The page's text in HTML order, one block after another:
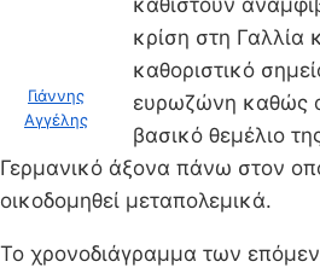
Γιάννης
Αγγέλης
καθιστούν
κρίση στη Γαλλία
καθοριστικό
ευρωζώνη καθώς
βασικό θεμέλιο
Γερμανικό άξονα πάνω στον
οικοδομηθεί μεταπολεμικά.
Το χρονοδιάγραμμα των